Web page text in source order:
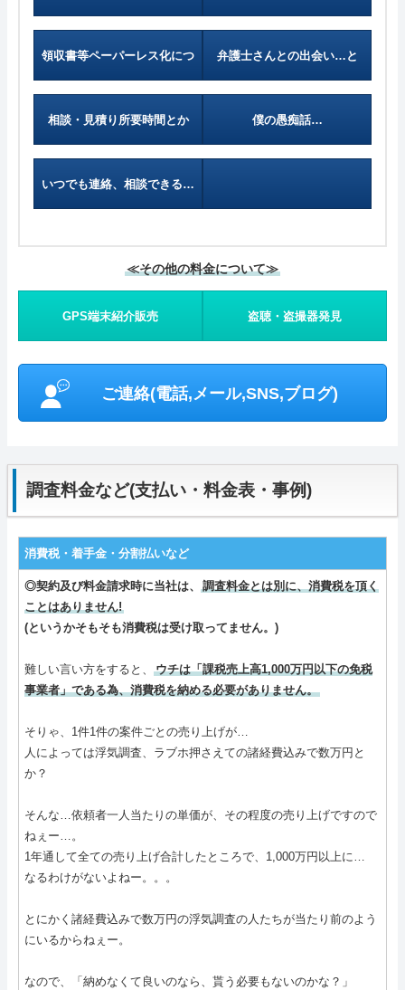
領収書等ペーパーレス化につ
弁護士さんとの出会い…と
相談・見積り所要時間とか
僕の愚痴話…
いつでも連絡、相談できる…
≪その他の料金について≫
GPS端末紹介販売 盗聴・盗撮器発見
ご連絡(電話,メール,SNS,ブログ)
調査料金など(支払い・料金表・事例)
消費税・着手金・分割払いなど
◎契約及び料金請求時に当社は、
調査料金とは別に、消費税を頂く
ことはありません!
(というかそもそも消費税は受け取ってません。)
難しい言い方をすると、
ウチは「課税売上高1,000万円以下の免税
事業者」である為、消費税を納める必要がありません。
そりゃ、1件1件の案件ごとの売り上げが…
人によっては浮気調査、ラブホ押さえての諸経費込みで数万円と
か？
そんな…依頼者一人当たりの単価が、その程度の売り上げですので
ねぇー…。
1年通して全ての売り上げ合計したところで、1,000万円以上に…
なるわけがないよねー。。。
とにかく諸経費込みで数万円の浮気調査の人たちが当たり前のよう
にいるからねぇー。
なので、「納めなくて良いのなら、貰う必要もないのかな？」